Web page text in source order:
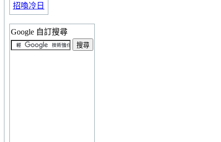
招喚冷日
Google 自訂搜尋